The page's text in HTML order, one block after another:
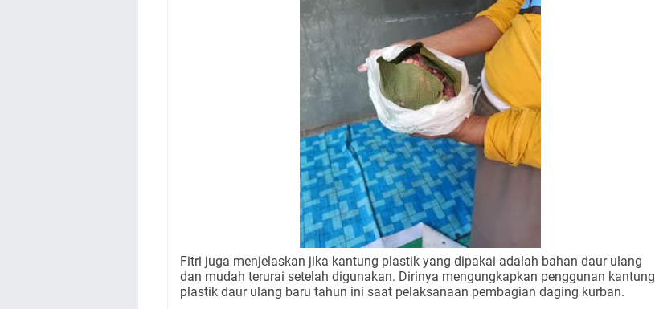
Fitri juga menjelaskan jika kantung plastik yang dipakai adalah bahan daur ulang
dan mudah terurai setelah digunakan. Dirinya mengungkapkan penggunan kantung
plastik daur ulang baru tahun ini saat pelaksanaan pembagian daging kurban.